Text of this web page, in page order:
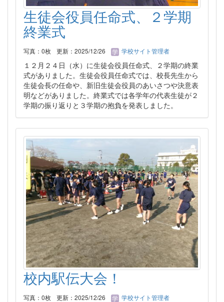
生徒会役員任命式、２学期
終業式
写真：0枚 更新：2025/12/26 学校サイト管理者
１２月２４日（水）に生徒会役員任命式、２学期の終業
式がありました。生徒会役員任命式では、校長先生から
生徒会長の任命や、新旧生徒会役員のあいさつや決意表
明などがありました。終業式では各学年の代表生徒が２
学期の振り返りと３学期の抱負を発表しました。
校内駅伝大会！
写真：0枚 更新：2025/12/26 学校サイト管理者